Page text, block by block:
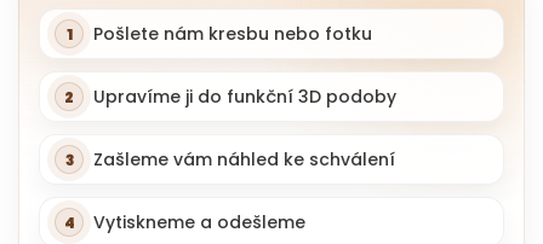
Pošlete nám kresbu nebo fotku
Upravíme ji do funkční 3D podoby
Zašleme vám náhled ke schválení
Vytiskneme a odešleme